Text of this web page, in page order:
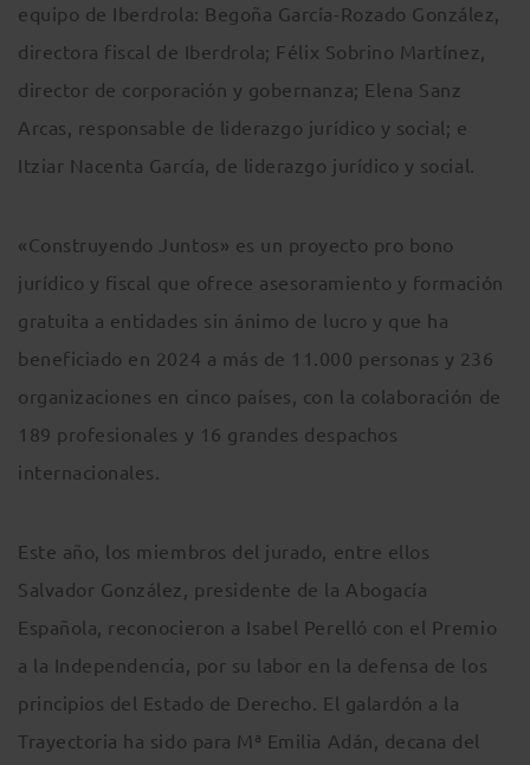
equipo de Iberdrola: Begoña García-Rozado González,
directora fiscal de Iberdrola; Félix Sobrino Martínez,
director de corporación y gobernanza; Elena Sanz
Arcas, responsable de liderazgo jurídico y social; e
Itziar Nacenta García, de liderazgo jurídico y social.
«Construyendo Juntos» es un proyecto pro bono
jurídico y fiscal que ofrece asesoramiento y formación
gratuita a entidades sin ánimo de lucro y que ha
beneficiado en 2024 a más de 11.000 personas y 236
organizaciones en cinco países, con la colaboración de
189 profesionales y 16 grandes despachos
internacionales.
Este año, los miembros del jurado, entre ellos
Salvador González, presidente de la Abogacía
Española, reconocieron a Isabel Perelló con el Premio
a la Independencia, por su labor en la defensa de los
principios del Estado de Derecho. El galardón a la
Trayectoria ha sido para Mª Emilia Adán, decana del